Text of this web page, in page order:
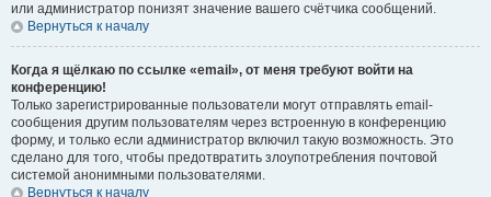
или администратор понизят значение вашего счётчика сообщений.
Вернуться к началу
Когда я щёлкаю по ссылке «email», от меня требуют войти на
конференцию!
Только зарегистрированные пользователи могут отправлять email-
сообщения другим пользователям через встроенную в конференцию
форму, и только если администратор включил такую возможность. Это
сделано для того, чтобы предотвратить злоупотребления почтовой
системой анонимными пользователями.
Вернуться к началу